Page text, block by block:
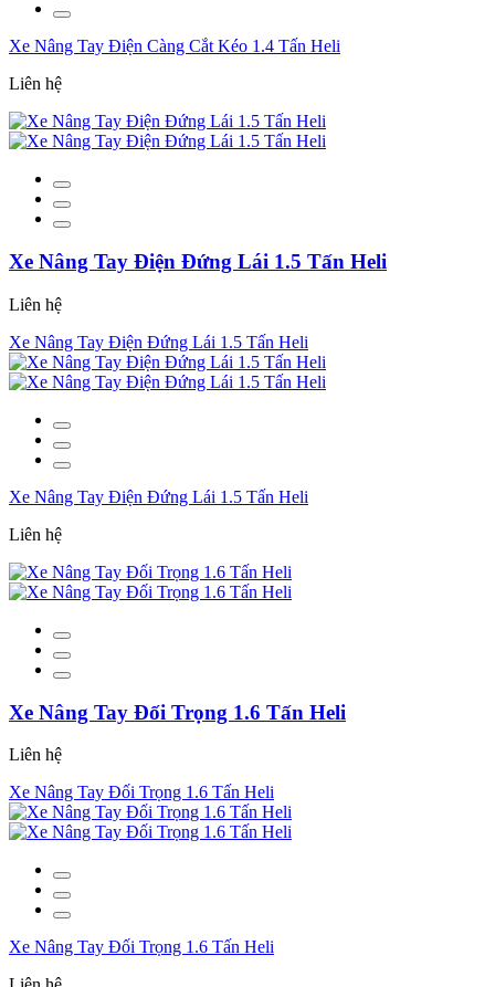
Xe Nâng Tay Điện Càng Cắt Kéo 1.4 Tấn Heli
Liên hệ
Xe Nâng Tay Điện Đứng Lái 1.5 Tấn Heli
Liên hệ
Xe Nâng Tay Điện Đứng Lái 1.5 Tấn Heli
Xe Nâng Tay Điện Đứng Lái 1.5 Tấn Heli
Liên hệ
Xe Nâng Tay Đối Trọng 1.6 Tấn Heli
Liên hệ
Xe Nâng Tay Đối Trọng 1.6 Tấn Heli
Xe Nâng Tay Đối Trọng 1.6 Tấn Heli